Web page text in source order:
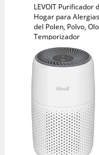
LEVOIT Purificador
Hogar para
del Polen, Polvo,
Temporizador